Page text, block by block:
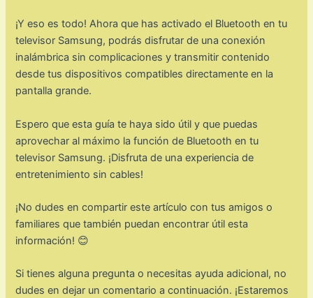
¡Y eso es todo! Ahora que has activado el Bluetooth en tu
televisor Samsung, podrás disfrutar de una conexión
inalámbrica sin complicaciones y transmitir contenido
desde tus dispositivos compatibles directamente en la
pantalla grande.
Espero que esta guía te haya sido útil y que puedas
aprovechar al máximo la función de Bluetooth en tu
televisor Samsung. ¡Disfruta de una experiencia de
entretenimiento sin cables!
¡No dudes en compartir este artículo con tus amigos o
familiares que también puedan encontrar útil esta
información! 😊
Si tienes alguna pregunta o necesitas ayuda adicional, no
dudes en dejar un comentario a continuación. ¡Estaremos